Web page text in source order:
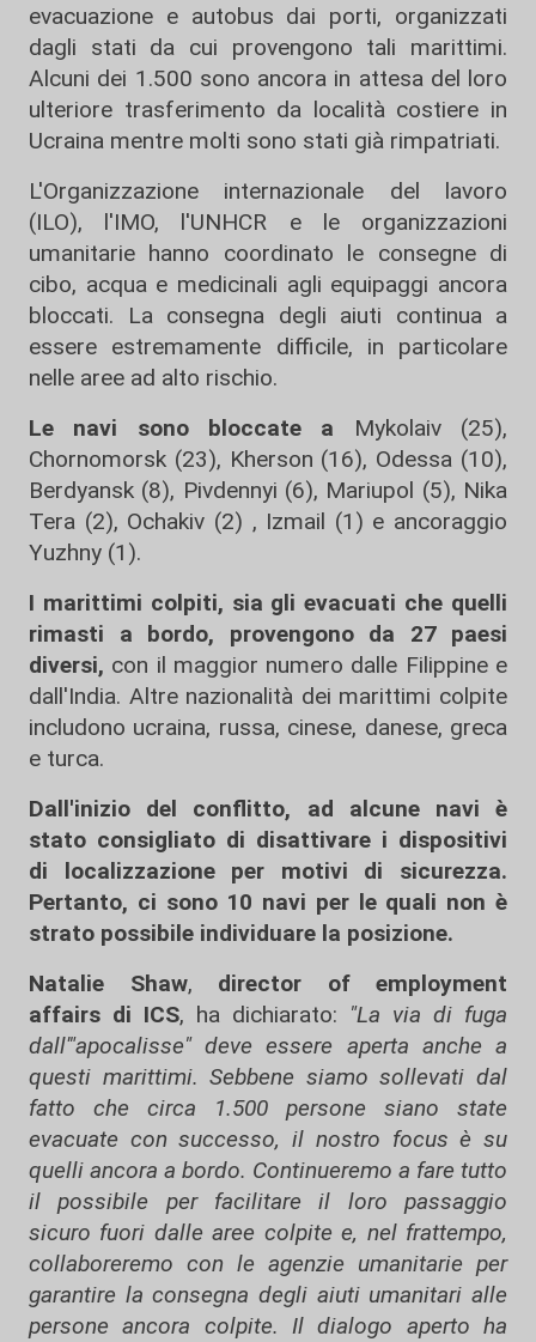
evacuazione e autobus dai porti, organizzati
dagli stati da cui provengono tali marittimi.
Alcuni dei 1.500 sono ancora in attesa del loro
ulteriore trasferimento da località costiere in
Ucraina mentre molti sono stati già rimpatriati.
L'Organizzazione internazionale del lavoro
(ILO), l'IMO, l'UNHCR e le organizzazioni
umanitarie hanno coordinato le consegne di
cibo, acqua e medicinali agli equipaggi ancora
bloccati. La consegna degli aiuti continua a
essere estremamente difficile, in particolare
nelle aree ad alto rischio.
Le navi sono bloccate a Mykolaiv (25),
Chornomorsk (23), Kherson (16), Odessa (10),
Berdyansk (8), Pivdennyi (6), Mariupol (5), Nika
Tera (2), Ochakiv (2) , Izmail (1) e ancoraggio
Yuzhny (1).
I marittimi colpiti, sia gli evacuati che quelli
rimasti a bordo, provengono da 27 paesi
diversi, con il maggior numero dalle Filippine e
dall'India. Altre nazionalità dei marittimi colpite
includono ucraina, russa, cinese, danese, greca
e turca.
Dall'inizio del conflitto, ad alcune navi è
stato consigliato di disattivare i dispositivi
di localizzazione per motivi di sicurezza.
Pertanto, ci sono 10 navi per le quali non è
strato possibile individuare la posizione.
Natalie Shaw, director of employment
affairs di ICS, ha dichiarato: "La via di fuga
dall'"apocalisse" deve essere aperta anche a
questi marittimi. Sebbene siamo sollevati dal
fatto che circa 1.500 persone siano state
evacuate con successo, il nostro focus è su
quelli ancora a bordo. Continueremo a fare tutto
il possibile per facilitare il loro passaggio
sicuro fuori dalle aree colpite e, nel frattempo,
collaboreremo con le agenzie umanitarie per
garantire la consegna degli aiuti umanitari alle
persone ancora colpite. Il dialogo aperto ha